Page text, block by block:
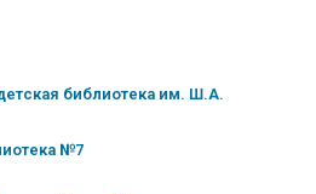
библиотека им. Ш.А.
№7